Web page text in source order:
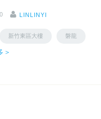
LINLINYI
新竹東區大樓 磐龍
＞